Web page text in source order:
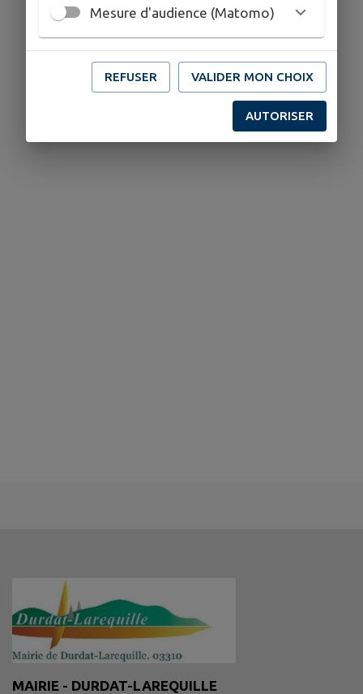
MAIRIE - DURDAT-LAREQUILLE
Mesure d'audience (Matomo)
REFUSER VALIDER MON CHOIX
AUTORISER